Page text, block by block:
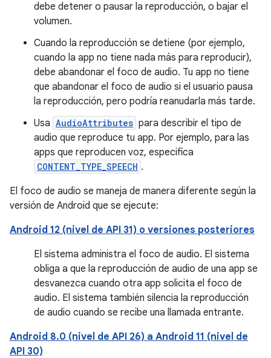
debe detener o pausar la reproducción, o bajar el
volumen.
Cuando la reproducción se detiene (por ejemplo,
cuando la app no tiene nada más para reproducir),
debe abandonar el foco de audio. Tu app no tiene
que abandonar el foco de audio si el usuario pausa
la reproducción, pero podría reanudarla más tarde.
Usa AudioAttributes para describir el tipo de
audio que reproduce tu app. Por ejemplo, para las
apps que reproducen voz, especifica
CONTENT_TYPE_SPEECH .
El foco de audio se maneja de manera diferente según la
versión de Android que se ejecute:
Android 12 (nivel de API 31) o versiones posteriores
El sistema administra el foco de audio. El sistema
obliga a que la reproducción de audio de una app se
desvanezca cuando otra app solicita el foco de
audio. El sistema también silencia la reproducción
de audio cuando se recibe una llamada entrante.
Android 8.0 (nivel de API 26) a Android 11 (nivel de
API 30)